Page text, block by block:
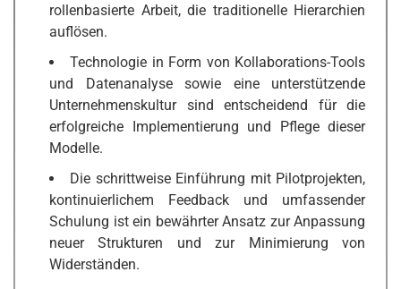
rollenbasierte Arbeit, die traditionelle Hierarchien
auflösen.
Technologie in Form von Kollaborations-Tools
und Datenanalyse sowie eine unterstützende
Unternehmenskultur sind entscheidend für die
erfolgreiche Implementierung und Pflege dieser
Modelle.
Die schrittweise Einführung mit Pilotprojekten,
kontinuierlichem Feedback und umfassender
Schulung ist ein bewährter Ansatz zur Anpassung
neuer Strukturen und zur Minimierung von
Widerständen.